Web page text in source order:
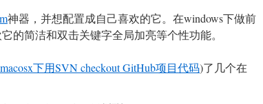
神器，并想配置成自己喜欢的它。在windows下做前
的简洁和双击关键字全局加亮等个性功能。
下用SVN checkout GitHub项目代码)了几个在